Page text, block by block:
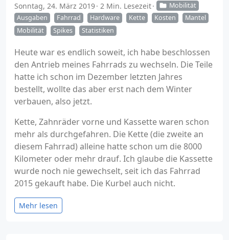
Sonntag, 24. März 2019 2 Min. Lesezeit
Mobilität
Ausgaben
Fahrrad Hardware Kette Kosten
Mantel
Mobilität
Spikes Statistiken
Heute war es endlich soweit, ich habe beschlossen
den Antrieb meines Fahrrads zu wechseln. Die Teile
hatte ich schon im Dezember letzten Jahres
bestellt, wollte das aber erst nach dem Winter
verbauen, also jetzt.
Kette, Zahnräder vorne und Kassette waren schon
mehr als durchgefahren. Die Kette (die zweite an
diesem Fahrrad) alleine hatte schon um die 8000
Kilometer oder mehr drauf. Ich glaube die Kassette
wurde noch nie gewechselt, seit ich das Fahrrad
2015 gekauft habe. Die Kurbel auch nicht.
Mehr lesen